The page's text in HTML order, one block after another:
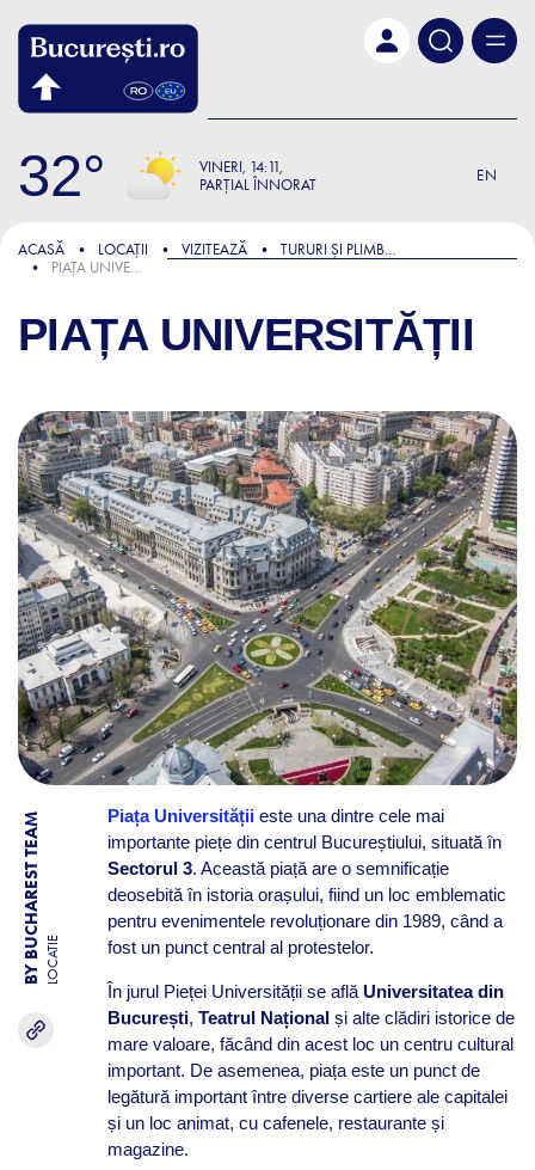
32 VINERI 14:11
PARȚIAL ÎNNORAT
EN
ACASĂ LOCAȚII VIZITEAZĂ
TURURI ȘI PLIMBĂRI
PIAȚA UNIVERSITĂȚII
PIAȚA UNIVERSITĂȚII
BY BUCHAREST TEAM LOCATIE
Piața Universitățiieste una dintre cele mai
importante piețe din centrul Bucureștiului, situată în
Sectorul 3. Această piață are o semnificație
deosebită în istoria orașului, fiind un loc emblematic
pentru evenimentele revoluționare din 1989, când a
fost un punct central al protestelor.
În jurul Pieței Universității se află Universitatea din
București, Teatrul Naționalși alte clădiri istorice de
mare valoare, făcând din acest loc un centru cultural
important. De asemenea, piața este un punct de
legătură important între diverse cartiere ale capitalei
și un loc animat, cu cafenele, restaurante și
magazine.